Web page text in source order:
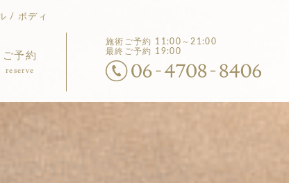
/ ボディ
ご予約
reserve
施術ご予約
11:00～21:00
最終ご予約 19:00